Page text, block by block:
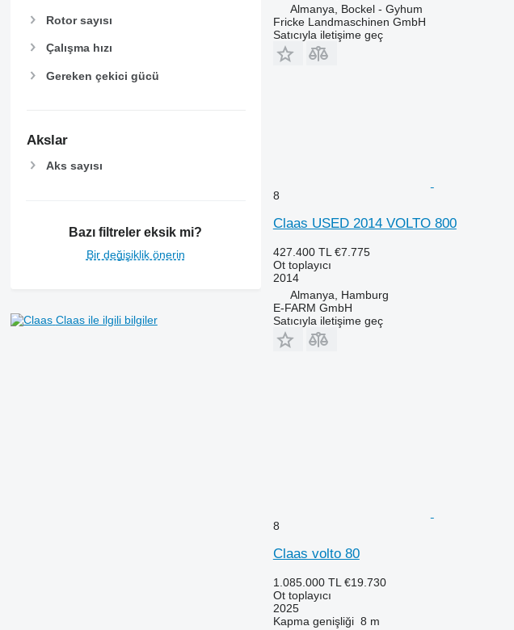
Rotor sayısı
Çalışma hızı
Gereken çekici gücü
Akslar
Aks sayısı
Bazı filtreler eksik mi?
Bir değişiklik önerin
Claas ile ilgili bilgiler
Almanya, Bockel - Gyhum
Fricke Landmaschinen GmbH
Satıcıyla iletişime geç
8
Claas USED 2014 VOLTO 800
427.400 TL €7.775
Ot toplayıcı
2014
Almanya, Hamburg
E-FARM GmbH
Satıcıyla iletişime geç
8
Claas volto 80
1.085.000 TL €19.730
Ot toplayıcı
2025
Kapma genişliği 8 m